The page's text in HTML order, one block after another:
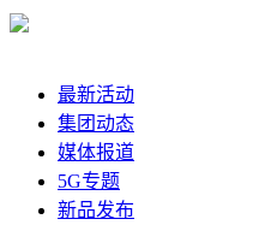
最新活动
集团动态
媒体报道
5G专题
新品发布